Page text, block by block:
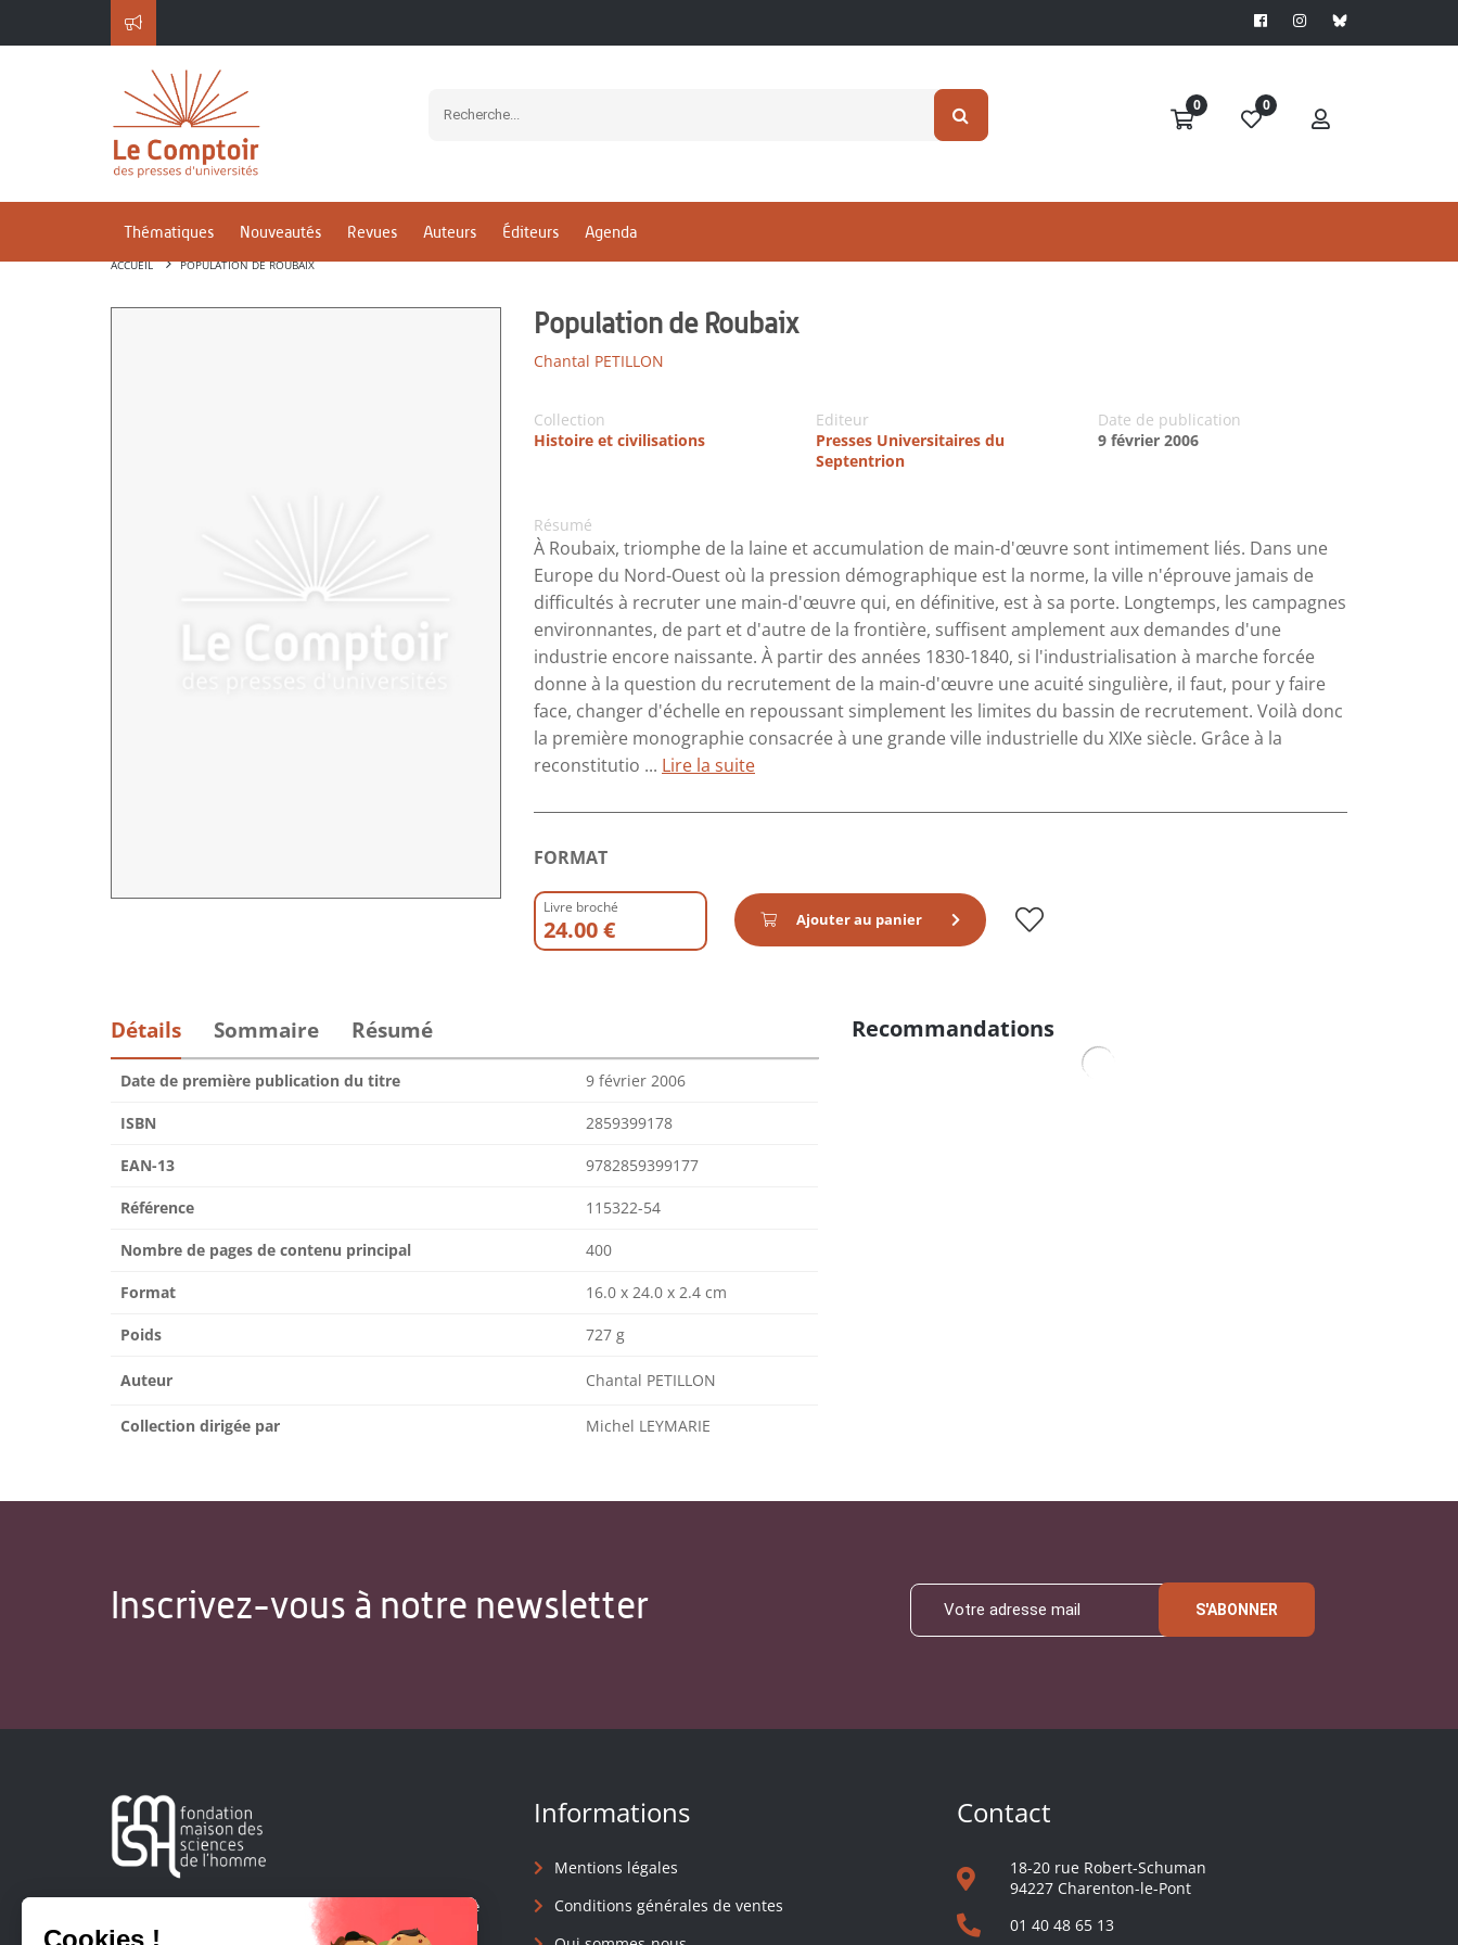
0 0
Thématiques Nouveautés Revues Auteurs Éditeurs Agenda
ACCUEIL POPULATION DE ROUBAIX
Population de Roubaix
Chantal PETILLON
Collection
Histoire et civilisations
Editeur
Presses Universitaires du
Septentrion
Date de publication
9 février 2006
Résumé
À Roubaix, triomphe de la laine et accumulation de main-d'œuvre sont intimement liés. Dans une
Europe du Nord-Ouest où la pression démographique est la norme, la ville n'éprouve jamais de
difficultés à recruter une main-d'œuvre qui, en définitive, est à sa porte. Longtemps, les campagnes
environnantes, de part et d'autre de la frontière, suffisent amplement aux demandes d'une
industrie encore naissante. À partir des années 1830-1840, si l'industrialisation à marche forcée
donne à la question du recrutement de la main-d'œuvre une acuité singulière, il faut, pour y faire
face, changer d'échelle en repoussant simplement les limites du bassin de recrutement. Voilà donc
la première monographie consacrée à une grande ville industrielle du XIXe siècle. Grâce à la
reconstitutio ... Lire la suite
FORMAT
Livre broché
24.00 € Ajouter au panier
Détails Sommaire Résumé
Date de première publication du titre 9 février 2006
ISBN 2859399178
EAN-13 9782859399177
Référence 115322-54
Nombre de pages de contenu principal 400
Format 16.0 x 24.0 x 2.4 cm
Poids 727 g
Auteur Chantal PETILLON
Collection dirigée par Michel LEYMARIE
Recommandations
Inscrivez-vous à notre newsletter S'ABONNER
Créée en 1963, la Fondation Maison Sciences de l'Homme
soutient la recherche et la diffusion des connaissances en
Informations
Mentions légales
Conditions générales de ventes
Contact
18-20 rue Robert-Schuman
94227 Charenton-le-Pont
01 40 48 65 13